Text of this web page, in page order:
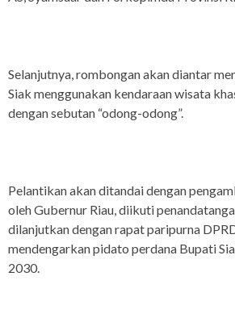
Selanjutnya, rombongan akan diantar
Siak menggunakan kendaraan wisata
dengan sebutan “odong-odong”.
Pelantikan akan ditandai dengan
oleh Gubernur Riau, diikuti
dilanjutkan dengan rapat paripurna
mendengarkan pidato perdana Bupati
2030.